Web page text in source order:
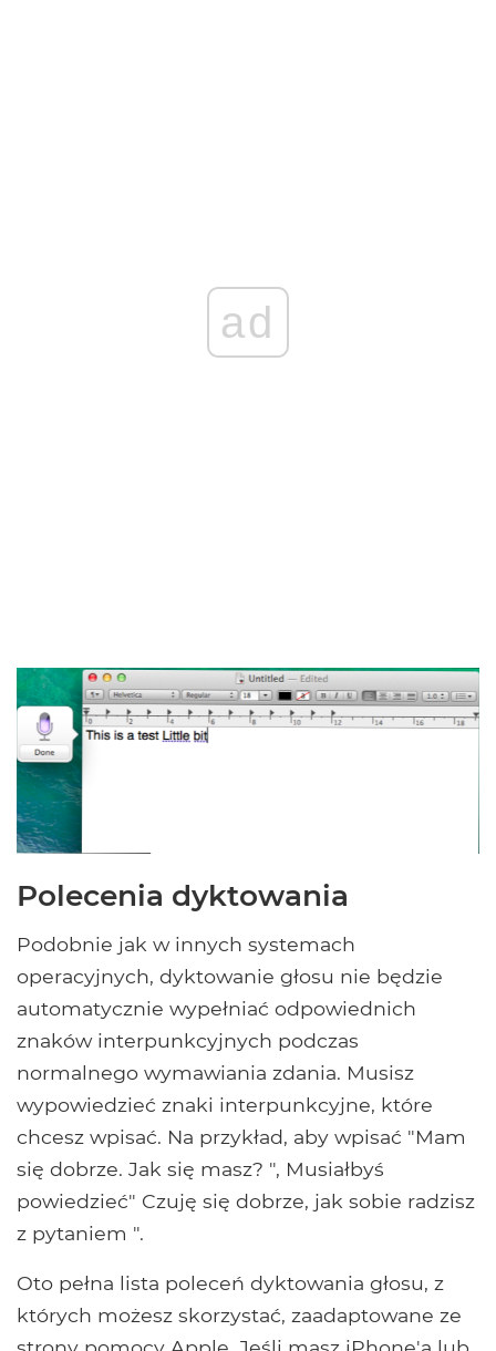
ad
Polecenia dyktowania
Podobnie jak w innych systemach
operacyjnych, dyktowanie głosu nie będzie
automatycznie wypełniać odpowiednich
znaków interpunkcyjnych podczas
normalnego wymawiania zdania. Musisz
wypowiedzieć znaki interpunkcyjne, które
chcesz wpisać. Na przykład, aby wpisać "Mam
się dobrze. Jak się masz? ", Musiałbyś
powiedzieć" Czuję się dobrze, jak sobie radzisz
z pytaniem ".
Oto pełna lista poleceń dyktowania głosu, z
których możesz skorzystać, zaadaptowane ze